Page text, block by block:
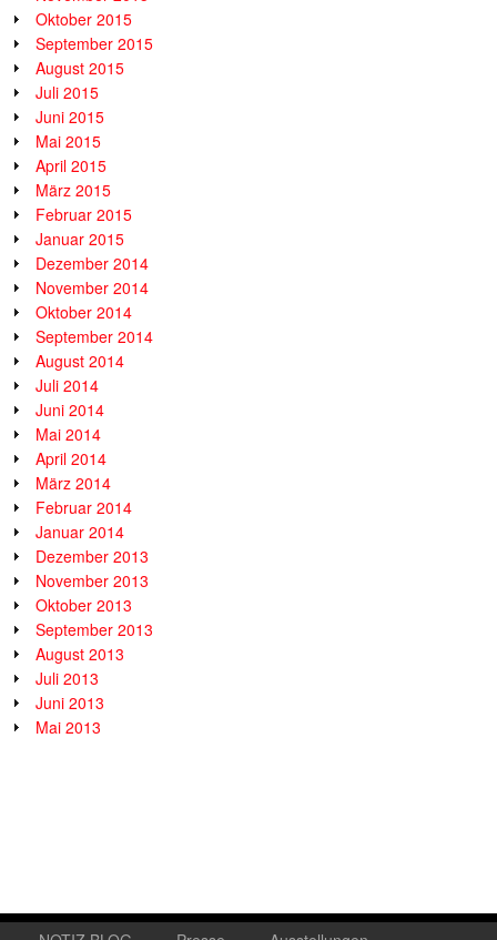
Oktober 2015
September 2015
August 2015
Juli 2015
Juni 2015
Mai 2015
April 2015
März 2015
Februar 2015
Januar 2015
Dezember 2014
November 2014
Oktober 2014
September 2014
August 2014
Juli 2014
Juni 2014
Mai 2014
April 2014
März 2014
Februar 2014
Januar 2014
Dezember 2013
November 2013
Oktober 2013
September 2013
August 2013
Juli 2013
Juni 2013
Mai 2013